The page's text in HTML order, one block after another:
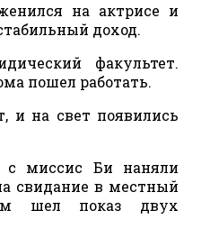
на актрисе и
доход.
факультет.
пошел работать.
и на свет появились
миссис Би наняли
свидание в местный
шел показ двух